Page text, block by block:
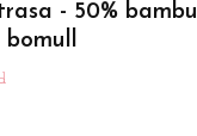
- 50% bambu
bomull